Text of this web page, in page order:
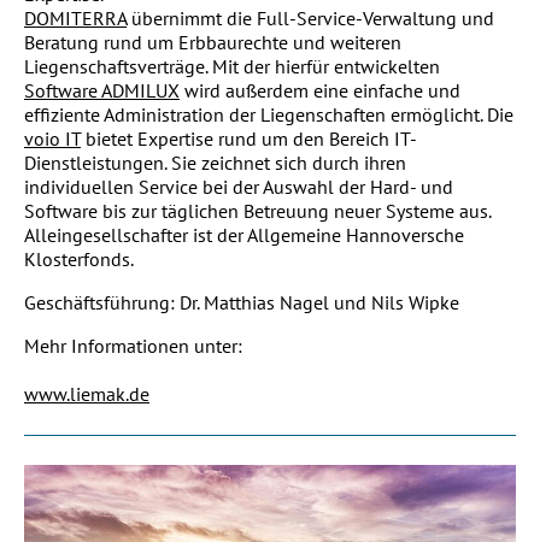
DOMITERRAübernimmt die Full-Service-Verwaltung und
Beratung rund um Erbbaurechte und weiteren
Liegenschaftsverträge. Mit der hierfür entwickelten
Software ADMILUX wird außerdem eine einfache und
effiziente Administration der Liegenschaften ermöglicht. Die
voio ITbietet Expertise rund um den Bereich IT-
Dienstleistungen. Sie zeichnet sich durch ihren
individuellen Service bei der Auswahl der Hard- und
Software bis zur täglichen Betreuung neuer Systeme aus.
Alleingesellschafter ist der Allgemeine Hannoversche
Klosterfonds.
Geschäftsführung: Dr. Matthias Nagel und Nils Wipke
Mehr Informationen unter:
www.liemak.de